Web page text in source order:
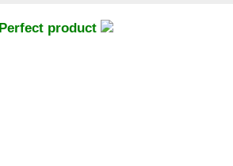
Perfect product